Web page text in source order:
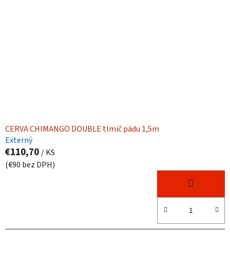
CERVA CHIMANGO DOUBLE tlmič pádu 1,5m
Externý
€110,70 / KS
(€90 bez DPH)